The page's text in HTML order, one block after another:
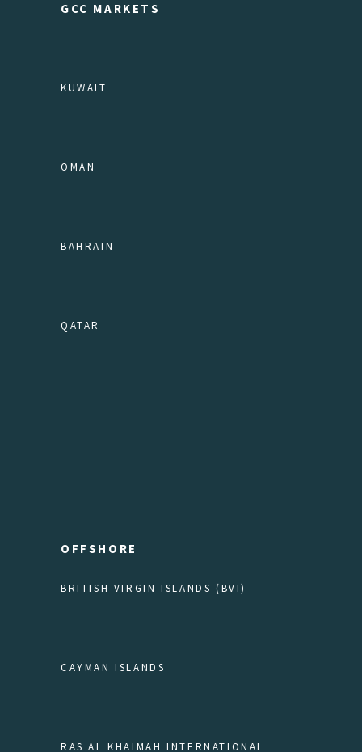
GCC MARKETS
KUWAIT
OMAN
BAHRAIN
QATAR
OFFSHORE
BRITISH VIRGIN ISLANDS (BVI)
CAYMAN ISLANDS
RAS AL KHAIMAH INTERNATIONAL